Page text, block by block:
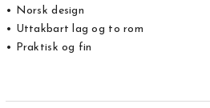
• Norsk design
• Uttakbart lag og to rom
• Praktisk og fin